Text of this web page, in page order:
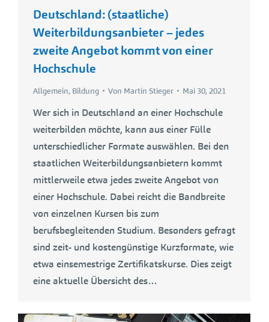
Deutschland: (staatliche)
Weiterbildungsanbieter – jedes
zweite Angebot kommt von einer
Hochschule
Allgemein, Bildung Von Martin Stieger Mai 30, 2021
Wer sich in Deutschland an einer Hochschule
weiterbilden möchte, kann aus einer Fülle
unterschiedlicher Formate auswählen. Bei den
staatlichen Weiterbildungsanbietern kommt
mittlerweile etwa jedes zweite Angebot von
einer Hochschule. Dabei reicht die Bandbreite
von einzelnen Kursen bis zum
berufsbegleitenden Studium. Besonders gefragt
sind zeit- und kostengünstige Kurzformate, wie
etwa einsemestrige Zertifikatskurse. Dies zeigt
eine aktuelle Übersicht des…